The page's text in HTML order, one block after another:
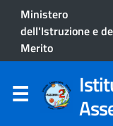
Ministero
dell'Istruzione e
Merito